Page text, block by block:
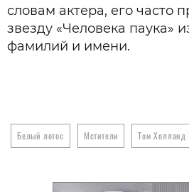
словам актера, его часто
звезду «Человека паука»
фамилий и имени.
Белый лотос Мстители Том Холланд